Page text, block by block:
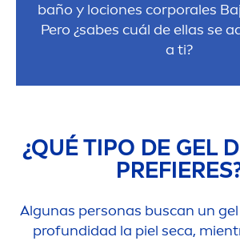
baño y lociones corporales
Pero ¿sabes cuál de ellas se
a ti?
¿QUÉ TIPO DE GEL
Algunas personas buscan un
profundidad la piel seca,